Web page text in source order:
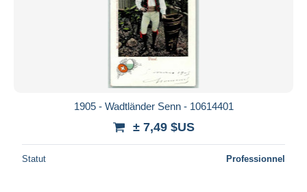
1905 - Wadtländer Senn - 10614401
± 7,49 $US
Statut Professionnel